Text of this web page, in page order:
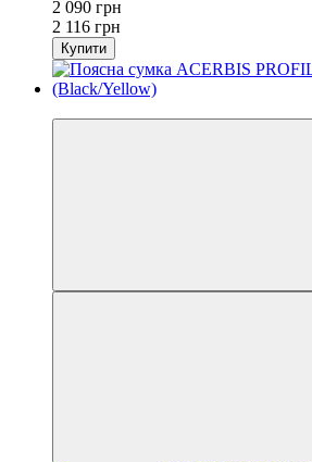
2 090 грн
2 116 грн
Купити